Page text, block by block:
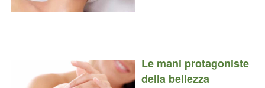
Le mani protagoniste
della bellezza